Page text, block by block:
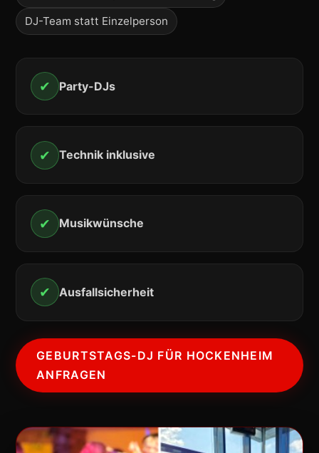
DJ-Team statt Einzelperson
✔ Party-DJs
✔ Technik inklusive
✔ Musikwünsche
✔ Ausfallsicherheit
GEBURTSTAGS-DJ FÜR HOCKENHEIM
ANFRAGEN